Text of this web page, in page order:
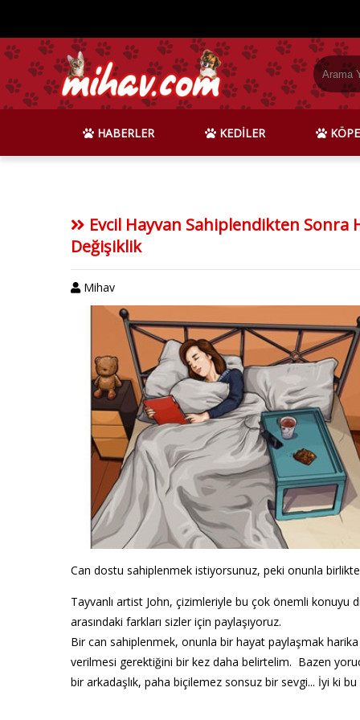
HABERLER KEDİLER
Evcil Hayvan Sahiplendikten Sonra
Değişiklik
Mihav
Can dostu sahiplenmek istiyorsunuz, peki onunla
Tayvanlı artist John, çizimleriyle bu çok önemli konuyu
arasındaki farkları sizler için paylaşıyoruz.
Bir can sahiplenmek, onunla bir hayat paylaşmak
verilmesi gerektiğini bir kez daha belirtelim. Bazen
bir arkadaşlık, paha biçilemez sonsuz bir sevgi... İyi ki bu